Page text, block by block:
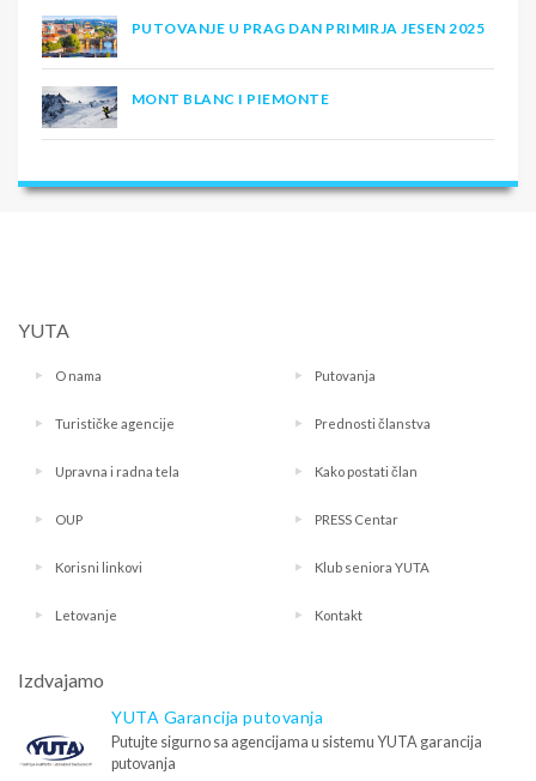
PUTOVANJE U PRAG DAN PRIMIRJA JESEN 2025
MONT BLANC I PIEMONTE
YUTA
O nama Putovanja
Turističke agencije Prednosti članstva
Upravna i radna tela Kako postati član
OUP PRESS Centar
Korisni linkovi Klub seniora YUTA
Letovanje Kontakt
Izdvajamo
YUTA Garancija putovanja
Putujte sigurno sa agencijama u sistemu YUTA garancija
putovanja